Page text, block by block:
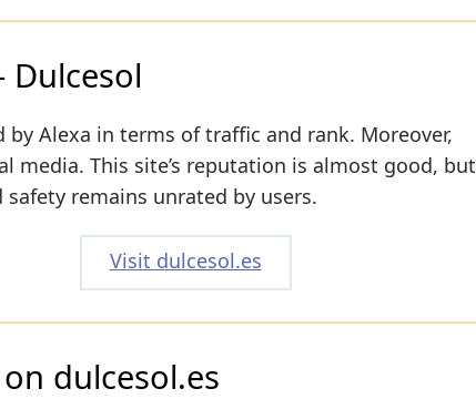
Alexa in terms of traffic and rank. Moreover,
media. This site’s reputation is almost good, but
remains unrated by users.
Visit dulcesol.es
dulcesol.es